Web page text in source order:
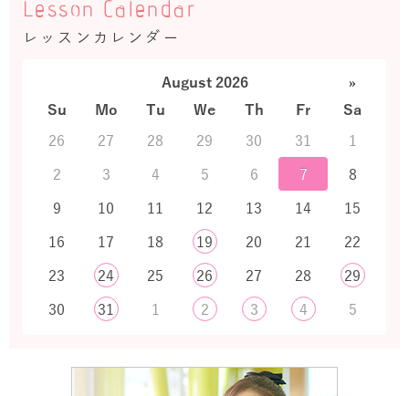
Lesson Calendar
レッスンカレンダー
August 2026
»
Su
Mo Tu We Th Fr
Sa
26
27 28 29 30 31
1
2
3 4 5 6 7
8
9
10 11 12 13 14
15
16
17 18 19 20 21
22
23
24 25 26 27 28
29
30
31 1 2 3 4 5